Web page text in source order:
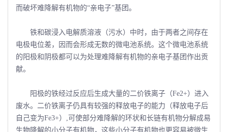
而破坏难降解有机物的“亲电子”基团。
铁和碳浸入电解质溶液（污水）中时，由于两者之间存在
电极电位差，因而会形成无数的微电池系统。这个微电池系统
的阳极和阴极都可以为处理难降解有机物的亲电子基团作出贡
献。
阳极的铁经过反应后生成大量的二价铁离子（Fe2+）进入
废水。二价铁离子仍具有较强的释放电子的能力（释放电子后
自己变为Fe3+）,可使部分难降解的环状和长链有机物分解成易
生物降解的小分子有机物，这些小分子有机物也更容易被微生